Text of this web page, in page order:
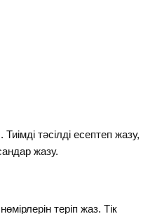
тәсілді есептеп жазу,
жазу.
теріп жаз. Тік